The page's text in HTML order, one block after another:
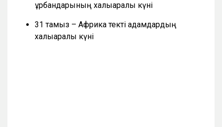
құрбандарының халықаралық күні
31 тамыз – Африка текті адамдардың
халықаралық күні